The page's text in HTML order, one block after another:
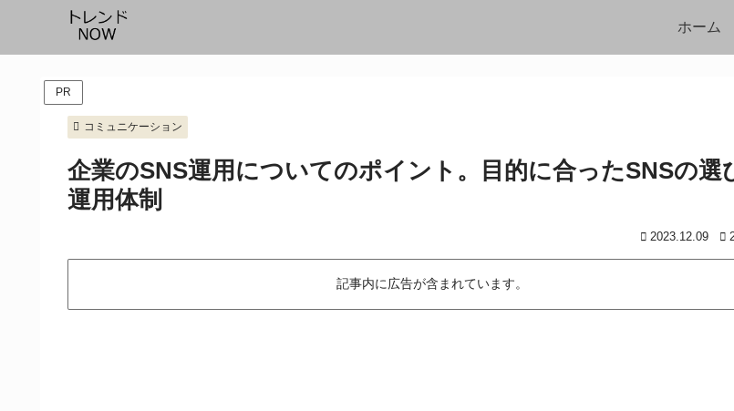
ホーム
PR
コミュニケーション
企業のSNS運用についてのポイント。目的に合ったSNSの選
運用体制
2023.12.09
記事内に広告が含まれています。